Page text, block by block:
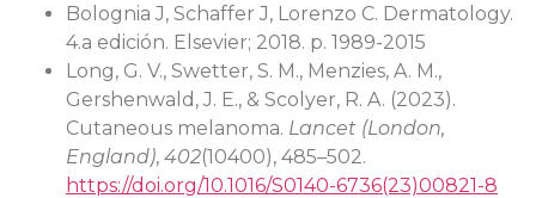
Bolognia J, Schaffer J, Lorenzo C. Dermatology.
4.a edición. Elsevier; 2018. p. 1989-2015
Long, G. V., Swetter, S. M., Menzies, A. M.,
Gershenwald, J. E., & Scolyer, R. A. (2023).
Cutaneous melanoma. Lancet (London,
England), 402(10400), 485–502.
https://doi.org/10.1016/S0140-6736(23)00821-8